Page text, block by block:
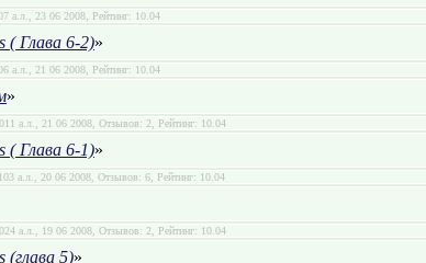
а.л., 23 06 2008, Рейтинг: 10.04
( Глава 6-2)»
а.л., 21 06 2008, Рейтинг: 10.04
»
а.л., 21 06 2008, Отзывов: 2, Рейтинг: 10.04
( Глава 6-1)»
а.л., 20 06 2008, Отзывов: 6, Рейтинг: 10.04
а.л., 19 06 2008, Отзывов: 2, Рейтинг: 10.04
(глава 5)»